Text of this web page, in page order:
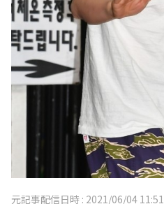
元記事配信日時 : 2021/06/04 11:51